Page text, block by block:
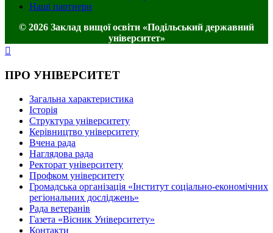
Наші партнери
© 2026 Заклад вищої освіти «Подільський державний
університет»
ПРО УНІВЕРСИТЕТ
Загальна характеристика
Історія
Структура університету
Керівництво університету
Вчена рада
Наглядова рада
Ректорат університету
Профком університету
Громадська організація «Інститут соціально-економічних
регіональних досліджень»
Рада ветеранів
Газета «Вісник Університету»
Контакти